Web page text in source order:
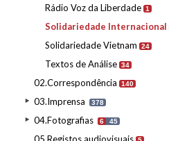
Rádio Voz da Liberdade 1
Solidariedade Internacional
Solidariedade Vietnam 24
Textos de Análise 34
02.Correspondência 140
03.Imprensa 378
04.Fotografias 6 45